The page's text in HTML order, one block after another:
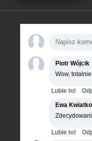
Piotr Wójcik
Wow,
Lubie to!
Ewa
Lubie to!